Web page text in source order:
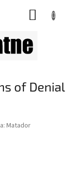
of Denial
Matador